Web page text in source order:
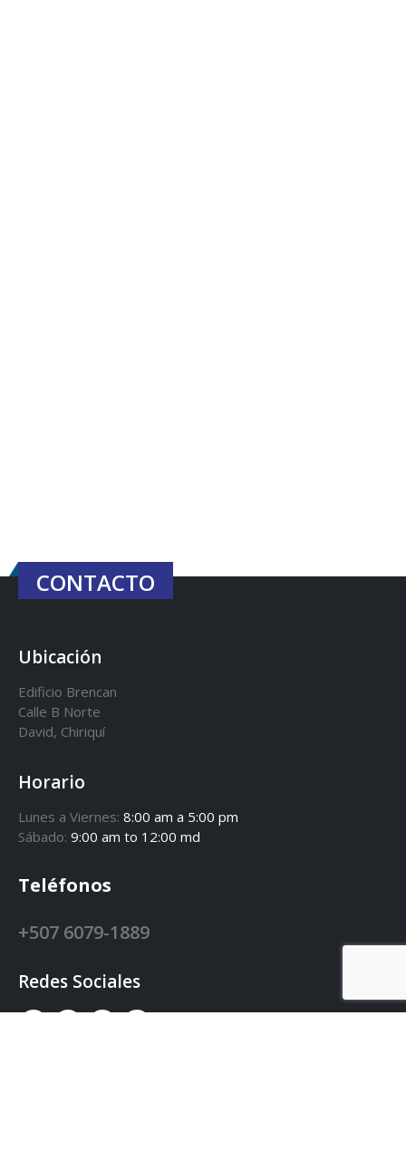
CONTACTO
Ubicación
Edificio Brencan
Calle B Norte
David, Chiriquí
Horario
Lunes a Viernes: 8:00 am a 5:00 pm
Sábado: 9:00 am to 12:00 md
Teléfonos
+507 6079-1889
Redes Sociales